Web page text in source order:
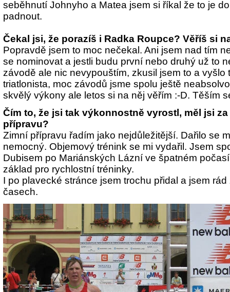
seběhnutí Johnyho a Matea jsem si říkal že to je
padnout.
Čekal jsi, že porazíš i Radka Roupce? Věříš si
Popravdě jsem to moc nečekal. Ani jsem nad tím
se nominovat a jestli budu první nebo druhý už to
závodě ale nic nevypouštím, zkusil jsem to a vyšlo
triatlonista, moc závodů jsme spolu ještě
skvělý výkony ale letos si na něj věřím :-D. Těším
Čím to, že jsi tak výkonnostně vyrostl, měl jsi
přípravu?
Zimní přípravu řadím jako nejdůležitější. Dařilo se
nemocný. Objemový trénink se mi vydařil. Jsem
Dubisem po Mariánských Lázní ve špatném
základ pro rychlostní tréninky.
I po plavecké stránce jsem trochu přidal a jsem
časech.